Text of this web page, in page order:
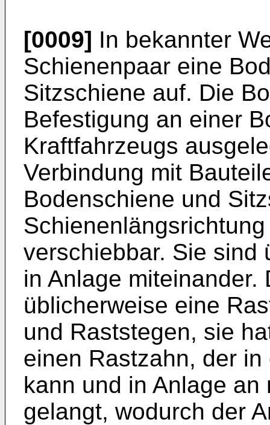
[0009] In bekannter
Schienenpaar eine
Sitzschiene auf. Die
Befestigung an einer
Kraftfahrzeugs
Verbindung mit
Bodenschiene und
verschiebbar. Sie sind
in Anlage
üblicherweise eine
und Raststegen, sie
einen Rastzahn, der
kann und in Anlage
gelangt, wodurch der